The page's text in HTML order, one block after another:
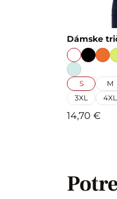
Dámske
S M
3XL
4XL
14,70 €